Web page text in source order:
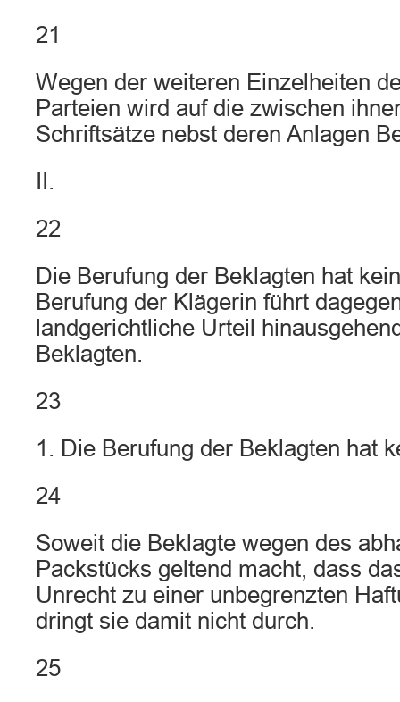
21
Wegen der weiteren Einzelheiten
Parteien wird auf die zwischen
Schriftsätze nebst deren Anlagen
II.
22
Die Berufung der Beklagten hat
Berufung der Klägerin führt
landgerichtliche Urteil
Beklagten.
23
1. Die Berufung der Beklagten hat
24
Soweit die Beklagte wegen des
Packstücks geltend macht, dass
Unrecht zu einer unbegrenzten
dringt sie damit nicht durch.
25